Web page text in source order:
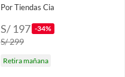
Por Tiendas Cia
S/ 197 -34%
S/ 299
Retira mañana